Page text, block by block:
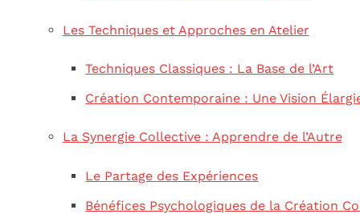
Les Techniques et Approches en Atelier
Techniques Classiques : La Base de l’Art
Création Contemporaine : Une Vision
La Synergie Collective : Apprendre de l’Autre
Le Partage des Expériences
Bénéfices Psychologiques de la Création